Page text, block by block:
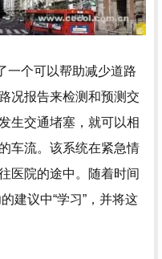
一个可以帮助减少道路
况报告来检测和预测交
生交通堵塞，就可以相
车流。该系统在紧急情
医院的途中。随着时间
建议中“学习”，并将这